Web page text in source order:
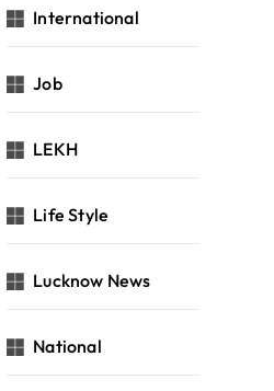
International
Job
LEKH
Life Style
Lucknow News
National